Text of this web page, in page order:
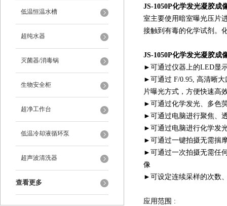
低温恒温水槽
超纯水器
灭菌器/消毒锅
生物安全柜
超净工作台
低温冷却液循环泵
超声波清洗器
查看更多
JS-1050P化学发光凝胶成
室主要使用暗室曝光压片
接触到有毒的化学试剂。
JS-1050P化学发光凝胶成
►可通过仪器上的LED显
►可通过 F/0.95, 高清晰
片曝光方式，方便快速高
►可通过化学发光、多色
►可通过电脑进行聚焦、
►可通过电脑进行化学发
►可通过一键拍摄无需揣
►可通过一次拍摄无需任
像
►可设定连续采样的次数
应用范围 :